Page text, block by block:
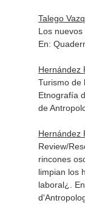
Talego
Los
En:
Hernández
Turismo de
Etnografía
de
Hernández
Review/
rincones
limpian los
laboral¿.